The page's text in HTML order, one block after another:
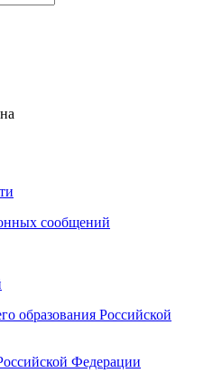
сообщений
образования Российской
Федерации